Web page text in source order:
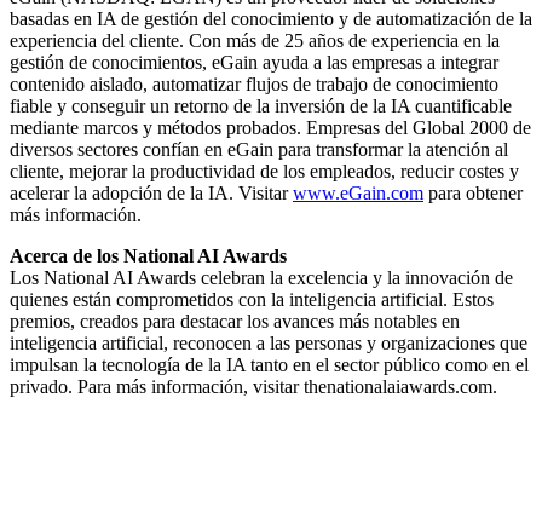
basadas en IA de gestión del conocimiento y de automatización de la
experiencia del cliente. Con más de 25 años de experiencia en la
gestión de conocimientos, eGain ayuda a las empresas a integrar
contenido aislado, automatizar flujos de trabajo de conocimiento
fiable y conseguir un retorno de la inversión de la IA cuantificable
mediante marcos y métodos probados. Empresas del Global 2000 de
diversos sectores confían en eGain para transformar la atención al
cliente, mejorar la productividad de los empleados, reducir costes y
acelerar la adopción de la IA. Visitarwww.eGain.com para obtener
más información.
Acerca de los National AI Awards
Los National AI Awards celebran la excelencia y la innovación de
quienes están comprometidos con la inteligencia artificial. Estos
premios, creados para destacar los avances más notables en
inteligencia artificial, reconocen a las personas y organizaciones que
impulsan la tecnología de la IA tanto en el sector público como en el
privado. Para más información, visitar thenationalaiawards.com.